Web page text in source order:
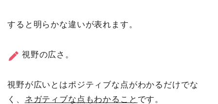
すると明らかな違いが表れます。
視野の広さ。
視野が広いとはポジティブな点がわかるだけでな
く、 ネガティブな点もわかること です。